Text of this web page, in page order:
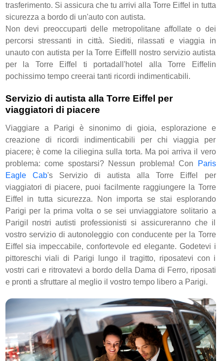
trasferimento. Si assicura che tu arrivi alla Torre Eiffel in tutta
sicurezza a bordo di un'auto con autista.
Non devi preoccuparti delle metropolitane affollate o dei
percorsi stressanti in città. Siediti, rilassati e viaggia in
unauto con autista per la Torre EiffelIl nostro servizio autista
per la Torre Eiffel ti portadall'hotel alla Torre Eiffelin
pochissimo tempo creerai tanti ricordi indimenticabili.
Servizio di autista alla Torre Eiffel per
viaggiatori di piacere
Viaggiare a Parigi è sinonimo di gioia, esplorazione e
creazione di ricordi indimenticabili per chi viaggia per
piacere; è come la ciliegina sulla torta. Ma poi arriva il vero
problema: come spostarsi? Nessun problema! Con
Paris
Eagle Cab's Servizio di autista alla Torre Eiffel per
viaggiatori di piacere, puoi facilmente raggiungere la Torre
Eiffel in tutta sicurezza. Non importa se stai esplorando
Parigi per la prima volta o se sei unviaggiatore solitario a
ParigiI nostri autisti professionisti si assicureranno che il
vostro servizio di autonoleggio con conducente per la Torre
Eiffel sia impeccabile, confortevole ed elegante. Godetevi i
pittoreschi viali di Parigi lungo il tragitto, riposatevi con i
vostri cari e ritrovatevi a bordo della Dama di Ferro, riposati
e pronti a sfruttare al meglio il vostro tempo libero a Parigi.